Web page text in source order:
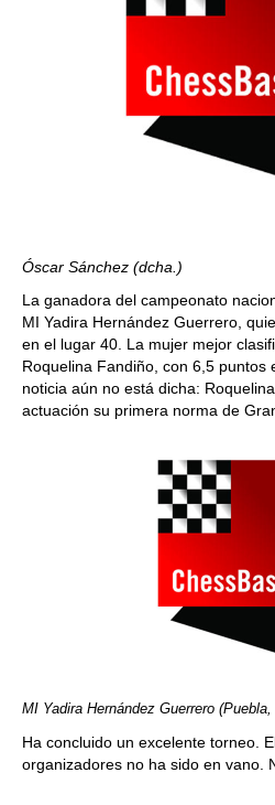
Óscar Sánchez (dcha.)
La ganadora del campeonato
MI Yadira Hernández Guerrero,
en el lugar 40. La mujer mejor
Roquelina Fandiño, con 6,5 puntos
noticia aún no está dicha:
actuación su primera norma de
MI Yadira Hernández Guerrero
Ha concluido un excelente torneo.
organizadores no ha sido en vano.